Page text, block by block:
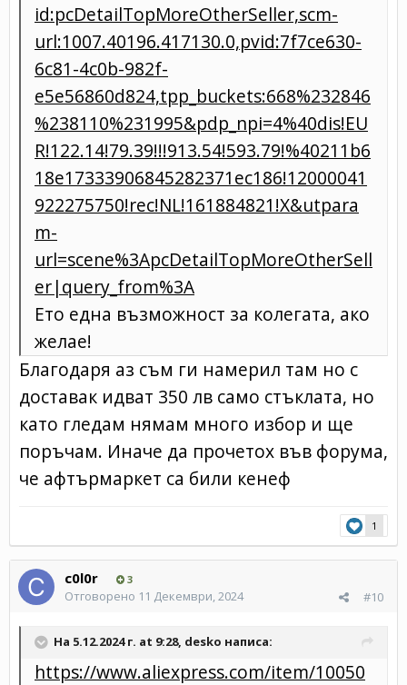
id:pcDetailTopMoreOtherSeller,scm-
url:1007.40196.417130.0,pvid:7f7ce630-
6c81-4c0b-982f-
e5e56860d824,tpp_buckets:668%232846
%238110%231995&pdp_npi=4%40dis!EU
R!122.14!79.39!!!913.54!593.79!%40211b6
18e17333906845282371ec186!12000041
922275750!rec!NL!161884821!X&utpara
m-
url=scene%3ApcDetailTopMoreOtherSell
er|query_from%3A
Eто една възможност за колегата, ако
желае!
Благодаря аз съм ги намерил там но с
доставак идват 350 лв само стъклата, но
като гледам нямам много избор и ще
поръчам. Иначе да прочетох във форума,
че афтърмаркет са били кенеф
1
c0l0r 3
#10
Отговорено 11 Декември, 2024
На 5.12.2024 г. at 9:28, desko написа:
https://www.aliexpress.com/item/10050